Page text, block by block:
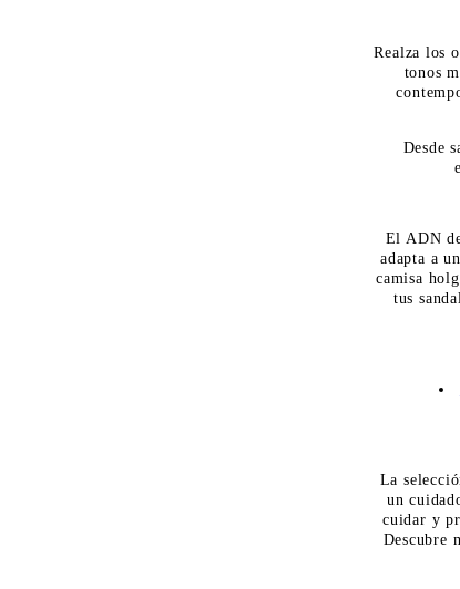
Realza los
tonos
Desde
El ADN
adapta a
camisa
tus
La
un
cuidar y
Descubre